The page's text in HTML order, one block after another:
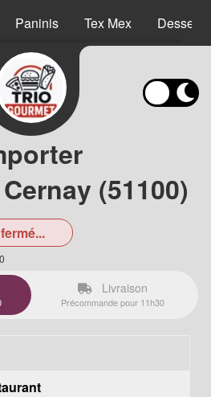
Paninis Tex Mex Desserts
(51100)
Livraison
Précommande pour 11h30